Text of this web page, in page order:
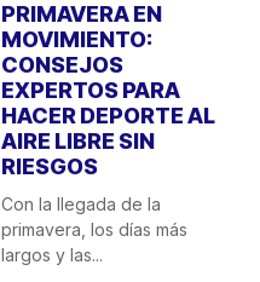
PRIMAVERA EN
MOVIMIENTO:
CONSEJOS
EXPERTOS PARA
HACER DEPORTE AL
AIRE LIBRE SIN
RIESGOS
Con la llegada de la
primavera, los días más
largos y las...